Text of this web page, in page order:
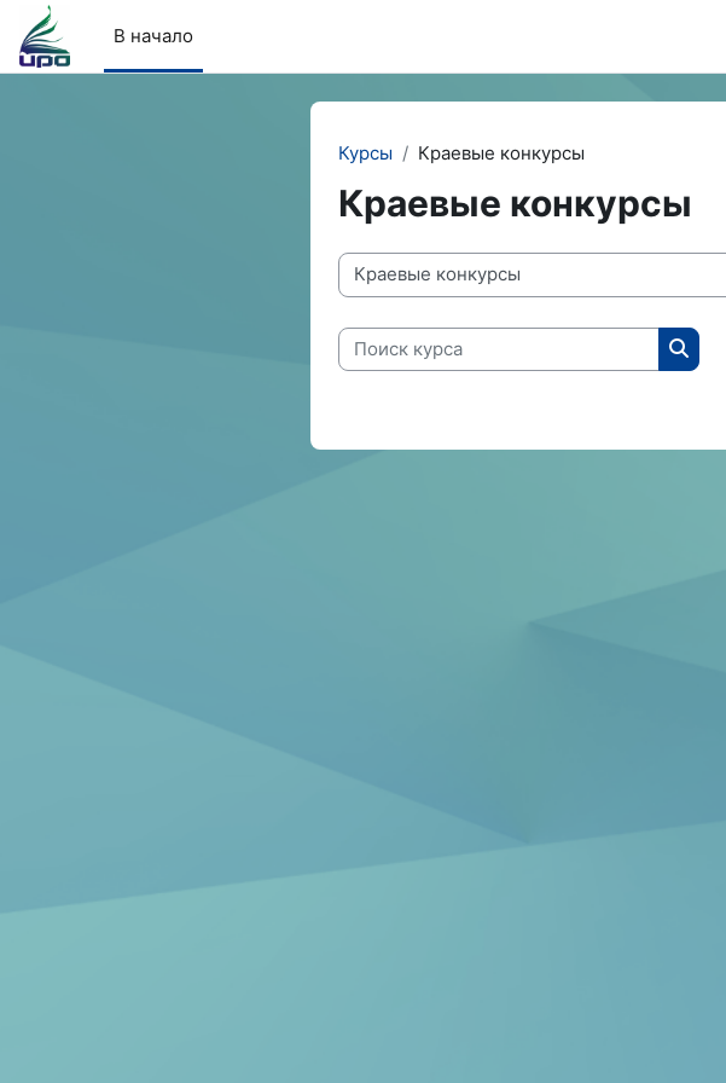
Перейти к основному содержанию
В начало
Курсы Краевые конкурсы
Краевые конкурсы
Категории курсов
Поиск курса